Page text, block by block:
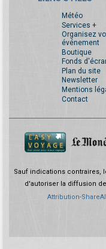
Météo
Services +
Organisez
événement
Boutique
Fonds
Plan du site
Newsletter
Mentions
Contact
Sauf indications contraires,
d'autoriser la diffusion
Attribution-